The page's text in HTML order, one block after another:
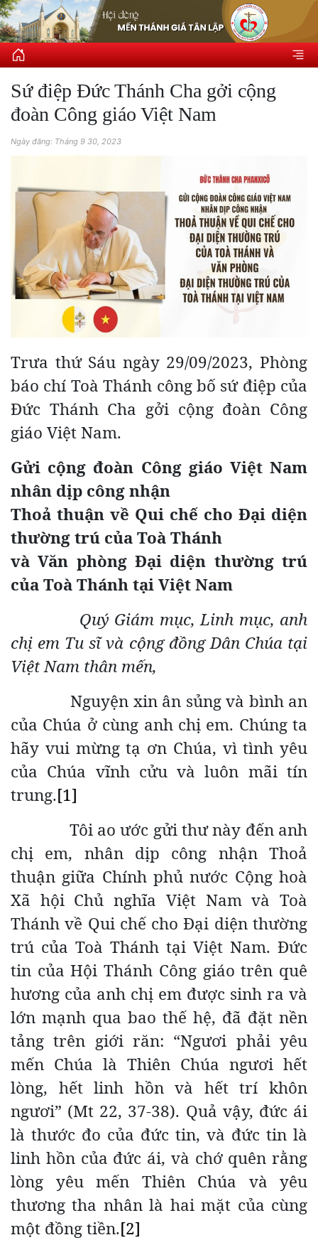
Sứ điệp Đức Thánh Cha gởi cộng
đoàn Công giáo Việt Nam
Ngày đăng: Tháng 9 30, 2023
Trưa thứ Sáu ngày 29/09/2023, Phòng
báo chí Toà Thánh công bố sứ điệp của
Đức Thánh Cha gởi cộng đoàn Công
giáo Việt Nam.
Gửi cộng đoàn Công giáo Việt Nam
nhân dịp công nhận
Thoả thuận về Qui chế cho Đại diện
thường trú của Toà Thánh
và Văn phòng Đại diện thường trú
của Toà Thánh tại Việt Nam
Quý Giám mục, Linh mục, anh
chị em Tu sĩ và cộng đồng Dân Chúa tại
Việt Nam thân mến,
Nguyện xin ân sủng và bình an
của Chúa ở cùng anh chị em. Chúng ta
hãy vui mừng tạ ơn Chúa, vì tình yêu
của Chúa vĩnh cửu và luôn mãi tín
trung.[1]
Tôi ao ước gửi thư này đến anh
chị em, nhân dịp công nhận Thoả
thuận giữa Chính phủ nước Cộng hoà
Xã hội Chủ nghĩa Việt Nam và Toà
Thánh về Qui chế cho Đại diện thường
trú của Toà Thánh tại Việt Nam. Đức
tin của Hội Thánh Công giáo trên quê
hương của anh chị em được sinh ra và
lớn mạnh qua bao thế hệ, đã đặt nền
tảng trên giới răn: “Ngươi phải yêu
mến Chúa là Thiên Chúa ngươi hết
lòng, hết linh hồn và hết trí khôn
ngươi” (Mt 22, 37-38). Quả vậy, đức ái
là thước đo của đức tin, và đức tin là
linh hồn của đức ái, và chớ quên rằng
lòng yêu mến Thiên Chúa và yêu
thương tha nhân là hai mặt của cùng
một đồng tiền.[2]